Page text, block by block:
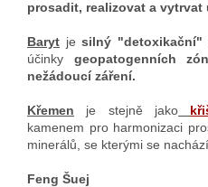
prosadit, realizovat a vytrvat
Baryt je silný "detoxikační"
účinky geopatogenních
nežádoucí záření.
Křemen je stejně jako
kamenem pro harmonizaci
minerálů, se kterými se
Feng Šuej